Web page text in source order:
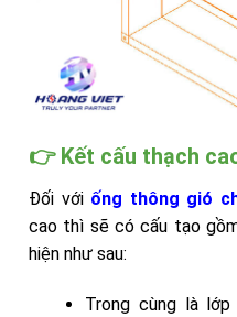
👉 Kết cấu thạch
Đối với ống thông gió
cao thì sẽ có cấu tạo
hiện như sau:
Trong cùng là